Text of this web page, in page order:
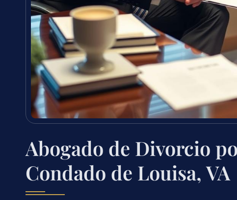
Abogado de Divorcio
Condado de Louisa, VA